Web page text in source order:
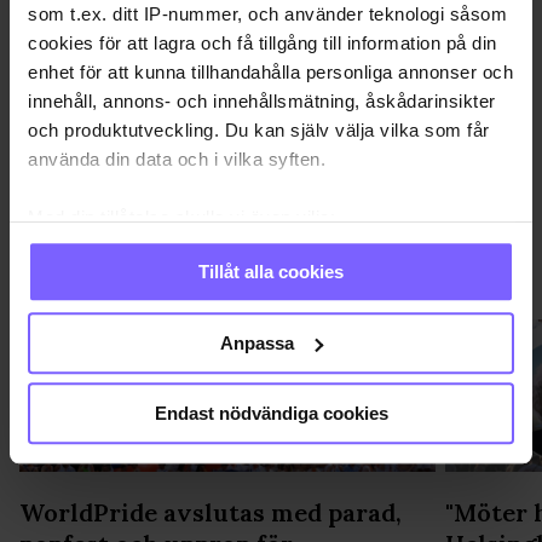
som t.ex. ditt IP-nummer, och använder teknologi såsom
cookies för att lagra och få tillgång till information på din
enhet för att kunna tillhandahålla personliga annonser och
innehåll, annons- och innehållsmätning, åskådarinsikter
och produktutveckling. Du kan själv välja vilka som får
använda din data och i vilka syften.
Med din tillåtelse skulle vi även vilja:
Samla in information om din geografiska plats
som kan ha en noggrannhet på upp till flera meter
Identifiera din enhet genom att aktivt skanna den
för specifika kännetecken (fingeravtryck)
Ta reda på mer om hur dina personliga uppgifter
Du kan ändra eller dra tillbaka ditt samtycke när som
helst från cookie-förklaringen.
Vi använder enhetsidentifierare för att anpassa innehållet
Tillåt alla cookies
Anpassa
Endast nödvändiga cookies
DELA DEN HÄR ARTIKELN
WorldPride avslutas med parad,
"Möter